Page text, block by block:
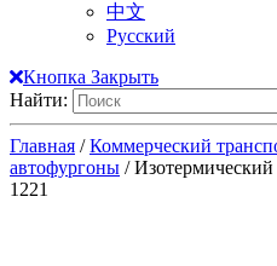
中文
Русский
Кнопка Закрыть
Найти:
Главная /Коммерческий
автофургоны /
1221